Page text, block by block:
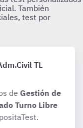
TL
de Gestión de
Turno Libre